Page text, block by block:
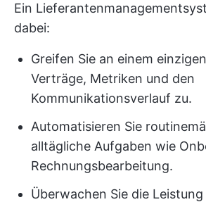
Ein
dabei:
Greifen Sie an einem
Verträge, Metriken und den
Kommunikationsverlauf zu.
Automatisieren Sie
alltägliche Aufgaben wie
Rechnungsbearbeitung.
Überwachen Sie die